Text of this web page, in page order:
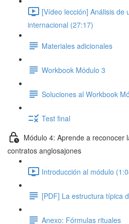
[Vídeo lección] Análisis de
internacional (27:17)
Materiales adicionales
Workbook Módulo 3
Soluciones al Workbook
Test final
Módulo 4: Aprende a reconocer
contratos anglosajones
Introducción al módulo
[PDF] La estructura típica
Anexo: Fórmulas rituales